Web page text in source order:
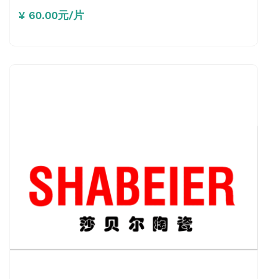
¥ 60.00元/片